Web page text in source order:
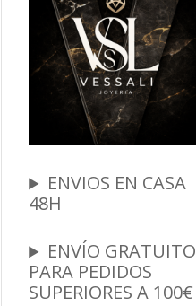
ENVIOS EN CASA
48H
ENVÍO GRATUITO
PARA PEDIDOS
SUPERIORES A 100€